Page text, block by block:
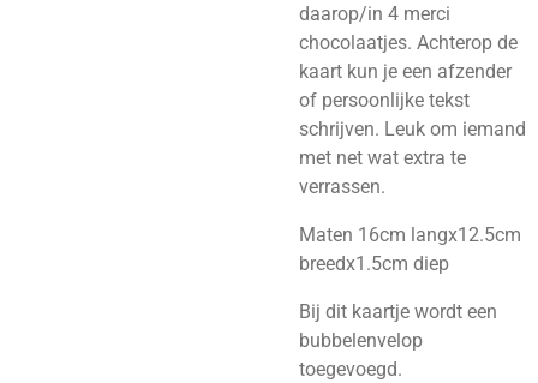
daarop/in 4 merci
chocolaatjes. Achterop de
kaart kun je een afzender
of persoonlijke tekst
schrijven. Leuk om iemand
met net wat extra te
verrassen.
Maten 16cm langx12.5cm
breedx1.5cm diep
Bij dit kaartje wordt een
bubbelenvelop
toegevoegd.